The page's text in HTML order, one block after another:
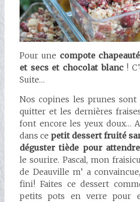
Pour une compote
et secs et chocolat blanc!
Suite…
Nos copines les prunes
quitter et les dernières
font encore les yeux doux…
dans ce petit dessert fruité
déguster tiède pour
le sourire. Pascal, mon
de Deauville m’ a
fini! Faites ce dessert
petits pots en verre pour